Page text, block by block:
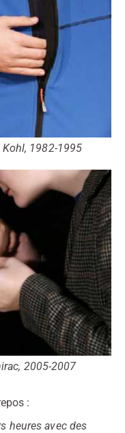
1982-1995
2005-2007
:
heures avec des